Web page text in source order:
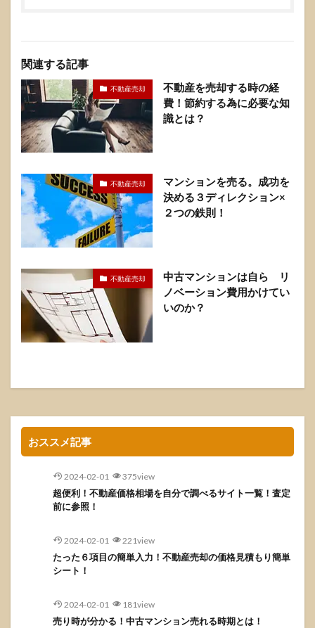
関連する記事
不動産売却
不動産を売却する時の経
費！節約する為に必要な知
識とは？
不動産売却
マンションを売る。成功を
決める３ディレクション×
２つの鉄則！
不動産売却
中古マンションは自ら リ
ノベーション費用かけてい
いのか？
おススメ記事
2024-02-01 375view
超便利！不動産価格相場を自分で調べるサイト一覧！査定
前に参照！
2024-02-01 221view
たった６項目の簡単入力！不動産売却の価格見積もり簡単
シート！
2024-02-01 181view
売り時が分かる！中古マンション売れる時期とは！